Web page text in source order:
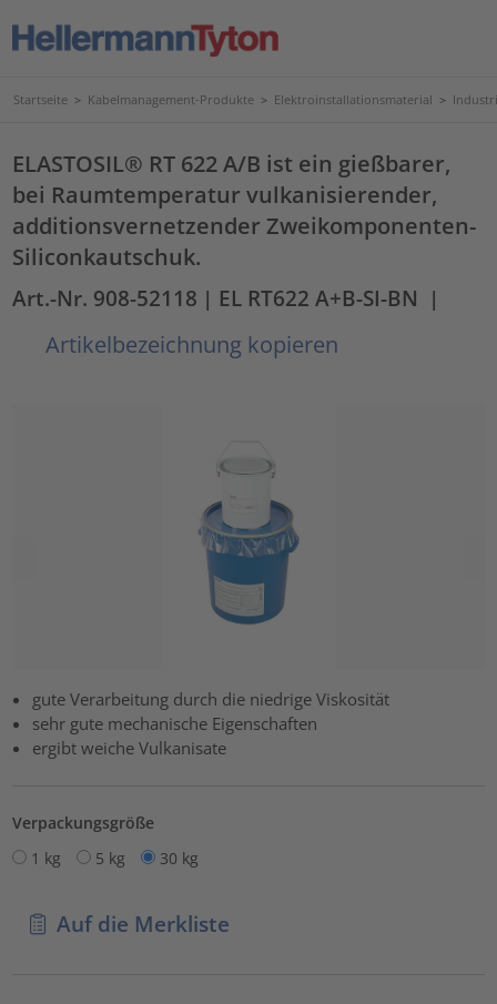
Startseite > Kabelmanagement-Produkte > Elektroinstallationsmaterial >
ELASTOSIL® RT 622 A/B ist ein gießbarer,
bei Raumtemperatur vulkanisierender,
additionsvernetzender Zweikomponenten-
Siliconkautschuk.
Art.-Nr. 908-52118 | EL RT622 A+B-SI-BN |
Artikelbezeichnung kopieren
gute Verarbeitung durch die niedrige Viskosität
sehr gute mechanische Eigenschaften
ergibt weiche Vulkanisate
Verpackungsgröße
1 kg
5 kg 30 kg
Auf die Merkliste